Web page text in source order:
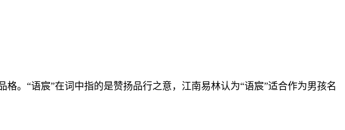
“语宸”在词中指的是赞扬品行之意，江南易林认为“语宸”适合作为男孩名